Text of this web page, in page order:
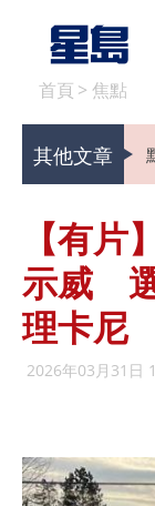
首頁 > 焦點
其他文章
【有片
示威
理卡尼
2026年03月31日